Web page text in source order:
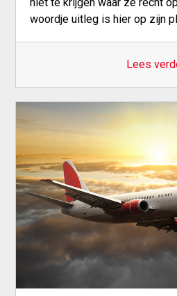
woordje uitleg is hier op zijn
Lees